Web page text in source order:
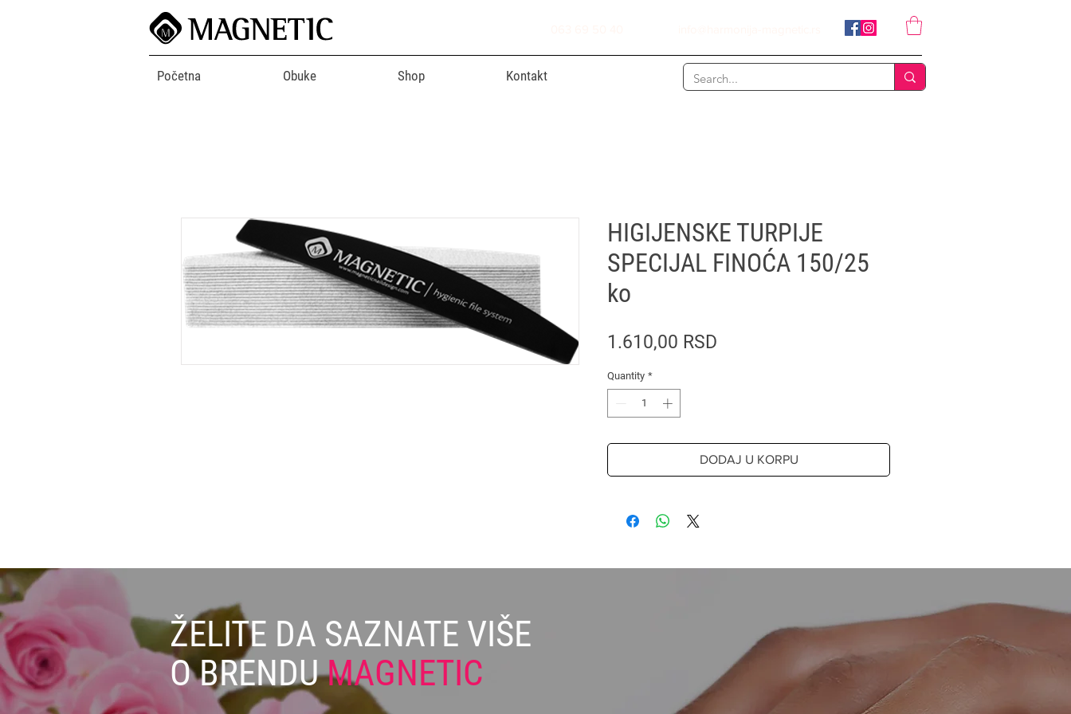
Početna Obuke Shop Kontakt
HIGIJENSKE TURPIJE
SPECIJAL FINOĆA 150/25
ko
1.610,00 RSD
Quantity *
DODAJ U KORPU
ŽELITE DA SAZNATE VIŠE
O BRENDUMAGNETIC